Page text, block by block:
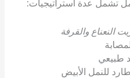
تشمل عدة استراتيجيات:
النعناع والقرفة
طبيعي
للنمل الأبيض